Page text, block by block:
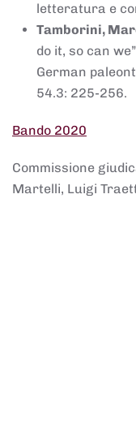
letteratura e
Tamborini,
do it, so can
German
54.3: 225-256.
Bando 2020
Commissione
Martelli, Luigi